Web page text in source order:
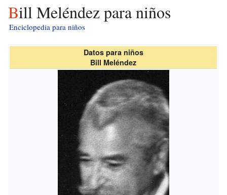
Bill Meléndez para niños
Enciclopedia para niños
Datos para niños
Bill Meléndez